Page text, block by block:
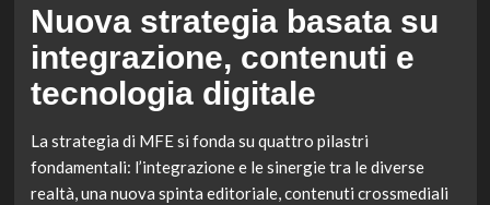
Nuova strategia basata su
integrazione, contenuti e
tecnologia digitale
La strategia di MFE si fonda su quattro pilastri
fondamentali: l’integrazione e le sinergie tra le diverse
realtà, una nuova spinta editoriale, contenuti crossmediali